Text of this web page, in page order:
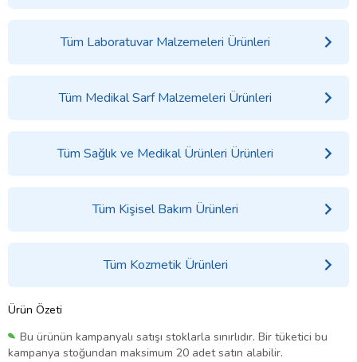
Tüm Laboratuvar Malzemeleri Ürünleri
Tüm Medikal Sarf Malzemeleri Ürünleri
Tüm Sağlık ve Medikal Ürünleri Ürünleri
Tüm Kişisel Bakım Ürünleri
Tüm Kozmetik Ürünleri
Ürün Özeti
Bu ürünün kampanyalı satışı stoklarla sınırlıdır. Bir tüketici bu
kampanya stoğundan maksimum 20 adet satın alabilir.